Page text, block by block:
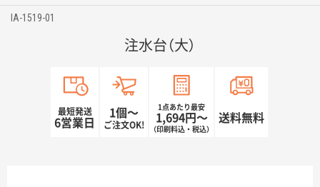
IA-1519-01
注水台（大）
最短発送
6営業日
1個〜
ご注文OK!
1点あたり最安
1,694円〜
（印刷料込・税込）
送料無料